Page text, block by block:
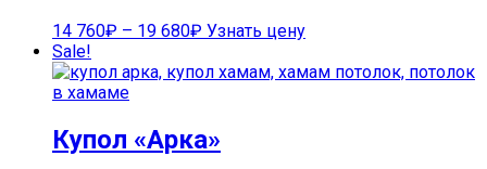
14 760₽ – 19 680₽ Узнать цену
Sale!
Купол «Арка»